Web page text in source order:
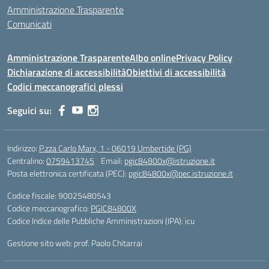
Amministrazione Trasparente
Comunicati
Amministrazione TrasparenteAlbo onlinePrivacy Policy
Dichiarazione di accessibilitàObiettivi di accessibilità
Codici meccanografici plessi
Seguici su:
Indirizzo: P.zza Carlo Marx, 1 - 06019 Umbertide (PG)
Centralino:0759413745 Email: pgic84800x@istruzione.it
Posta elettronica certificata (PEC): pgic84800x@pec.istruzione.it
Codice fiscale: 90025480543
Codice meccanografico: PGIC84800X
Codice Indice delle Pubbliche Amministrazioni (IPA): icu
Gestione sito web: prof. Paolo Chitarrai